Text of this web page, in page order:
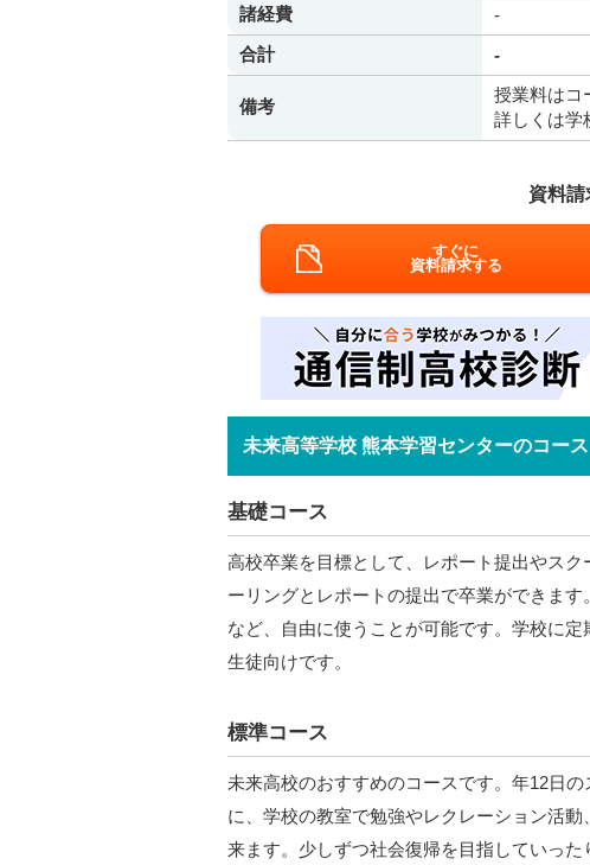
諸経費
-
合計
-
備考
授業料はコ
詳しくは学
資料請
すぐに
資料請求する
未来高等学校 熊本学習センターのコース
基礎コース
高校卒業を目標として、レポート提出やス
ーリングとレポートの提出で卒業ができま
など、自由に使うことが可能です。学校に
生徒向けです。
標準コース
未来高校のおすすめのコースです。年12日
に、学校の教室で勉強やレクレーション活
来ます。少しずつ社会復帰を目指していった